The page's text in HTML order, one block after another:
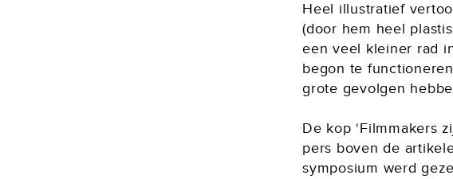
Heel illustratief
(door hem heel
een veel kleiner rad
begon te
grote gevolgen
De kop ‘Filmmakers
pers boven de
symposium werd